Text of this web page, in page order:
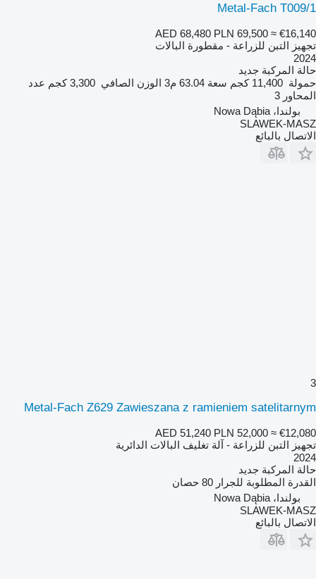
Metal-Fach T009/1
AED 68,480 PLN 69,500 ≈ €16,140
تجهيز التبن للزراعة - مقطورة البالات
2024
حالة المركبة جديد
حمولة 11,400 كجم سعة 63.04 م3 الوزن الصافي 3,300 كجم
عدد
المحاور 3
بولندا، Nowa Dąbia
SLAWEK-MASZ
الاتصال بالبائع
3
Metal-Fach Z629 Zawieszana z ramieniem satelitarnym
AED 51,240 PLN 52,000 ≈ €12,080
تجهيز التبن للزراعة - آلة تغليف البالات الدائرية
2024
حالة المركبة جديد
القدرة المطلوبة للجرار 80 حصان
بولندا، Nowa Dąbia
SLAWEK-MASZ
الاتصال بالبائع